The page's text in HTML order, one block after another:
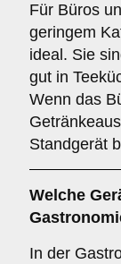
Für Büros
geringem
ideal. Sie
gut in
Wenn das
Standgerät
Welche
In der